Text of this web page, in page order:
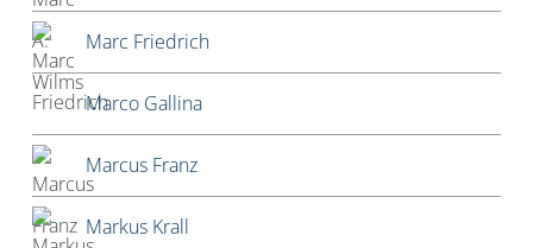
Marc Friedrich
Marco Gallina
Marcus Franz
Markus Krall